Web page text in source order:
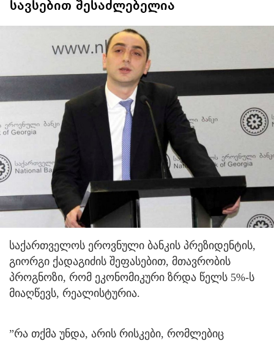
სავსებით შესაძლებელია
საქართველოს ეროვნული ბანკის პრეზიდენტის,
გიორგი ქადაგიძის შეფასებით, მთავრობის
პროგნოზი, რომ ეკონომიკური ზრდა წელს 5%-ს
მიაღწევს, რეალისტურია.
”რა თქმა უნდა, არის რისკები, რომლებიც